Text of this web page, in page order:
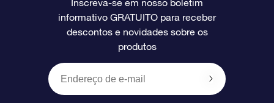
Avaliações
O cartão de presente da OSR
Presentes corporativos
Página estelar personalizada
Um Milhão de Estrelas
OSR Starsaver
Informações de pagamento
Política de devolução
Inscreva-se em nosso boletim
informativo GRATUITO para receber
descontos e novidades sobre os
produtos